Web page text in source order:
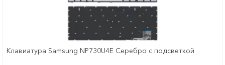
Клавиатура Samsung NP730U4E Серебро с подсветкой